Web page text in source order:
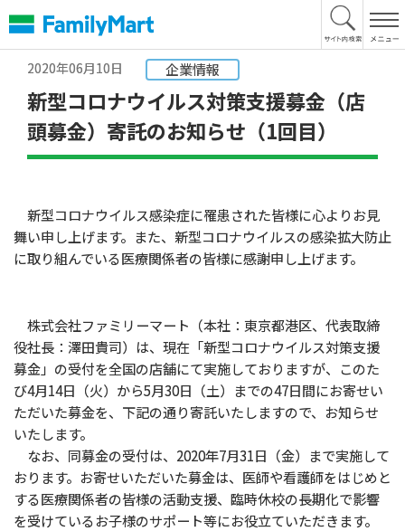
文
へ
2020年06月10日
企業情報
新型コロナウイルス対策支援募金（店
頭募金）寄託のお知らせ（1回目）
新型コロナウイルス感染症に罹患された皆様に心よりお見
舞い申し上げます。また、新型コロナウイルスの感染拡大防止
に取り組んでいる医療関係者の皆様に感謝申し上げます。
株式会社ファミリーマート（本社：東京都港区、代表取締
役社長：澤田貴司）は、現在「新型コロナウイルス対策支援
募金」の受付を全国の店舗にて実施しておりますが、このた
び4月14日（火）から5月30日（土）までの47日間にお寄せい
ただいた募金を、下記の通り寄託いたしますので、お知らせ
いたします。
なお、同募金の受付は、2020年7月31日（金）まで実施して
おります。お寄せいただいた募金は、医師や看護師をはじめと
する医療関係者の皆様の活動支援、臨時休校の長期化で影響
を受けているお子様のサポート等にお役立ていただきます。